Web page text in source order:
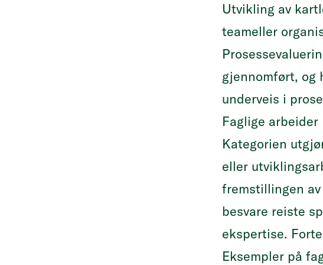
Utvikling av
teameller
gjennomført, og
underveis i
Faglige arbeider
Kategorien
eller
fremstillingen
besvare reiste
ekspertise.
Eksempler på